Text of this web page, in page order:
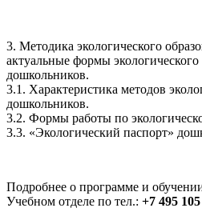
3. Методика экологического
актуальные формы экологического
дошкольников.
3.1. Характеристика методов
дошкольников.
3.2. Формы работы по
3.3. «Экологический паспорт»
Подробнее о программе и
Учебном отделе по тел.: +7 495